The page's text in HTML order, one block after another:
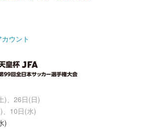
ウント
)、26日(日)
、10日(水)
)